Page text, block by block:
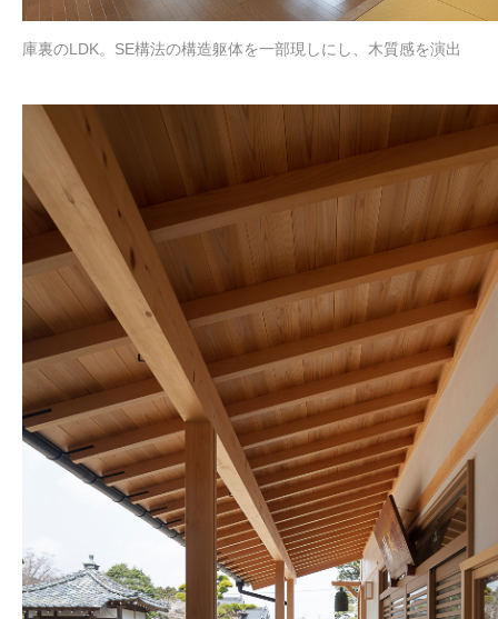
庫裏のLDK。SE構法の構造躯体を一部現しにし、木質感を演出